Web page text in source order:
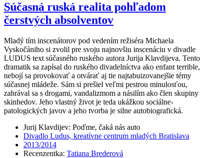
Súčasná ruská realita pohľadom
čerstvých absolventov
Mladý tím inscenátorov pod vedením režiséra Michaela
Vyskočániho si zvolil pre svoju najnovšiu inscenáciu v divadle
LUDUS text súčasného ruského autora Jurija Klavdijeva. Tento
dramatik sa zapísal do ruského divadelníctva ako enfant terrible,
nebojí sa provokovať a otvárať aj tie najtabuizovanejšie témy
súčasnej mládeže. Sám si prešiel veľmi pestrou minulosťou,
zahrával sa s drogami, vandalizmom a násilím ako člen skupiny
skinhedov. Jeho vlastný život je teda ukážkou sociálne-
patologických javov a jeho tvorba je silne autobiografická.
Jurij Klavdijev: Poďme, čaká nás auto
Divadlo Ludus, kreatívne centrum mladých Bratislava
2013/2014
Recenzentka: Tatiana Brederová